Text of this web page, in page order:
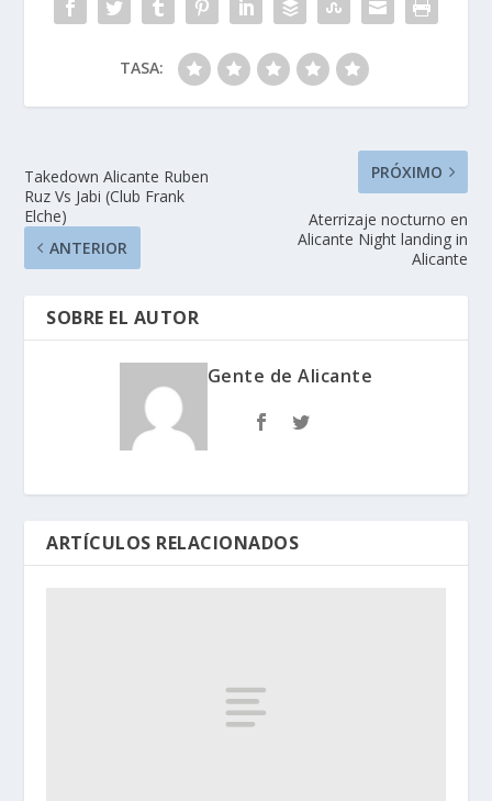
DIEM
EspaÃ±a,Â ORO Y SAL
Campello…
TASA:
Takedown Alicante Ruben
Ruz Vs Jabi (Club Frank
Elche)
ANTERIOR
PRÓXIMO
Aterrizaje nocturno en
Alicante Night landing in
Alicante
SOBRE EL AUTOR
Gente de Alicante
ARTÍCULOS RELACIONADOS